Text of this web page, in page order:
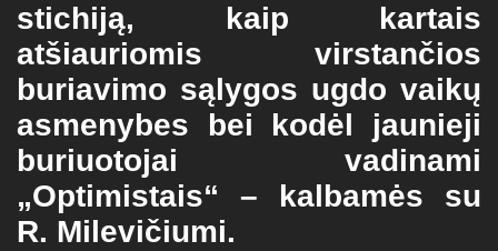
stichiją, kaip kartais
atšiauriomis virstančios
buriavimo sąlygos ugdo vaikų
asmenybes bei kodėl jaunieji
buriuotojai vadinami
„Optimistais“ – kalbamės su
R. Milevičiumi.